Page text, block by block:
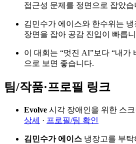
접근성 문제를 정면으로 잡았습
김민수가 에이스와 한수위는
장면을 잡아 공감 진입이 빠릅
이 대회는 “멋진 AI”보다 “내가
으로 보면 좋습니다.
팀/작품·프로필 링크
Evolve 시각 장애인을 위한 스
상세 · 프로필/팀 확인
김민수가 에이스 냉장고를 부탁